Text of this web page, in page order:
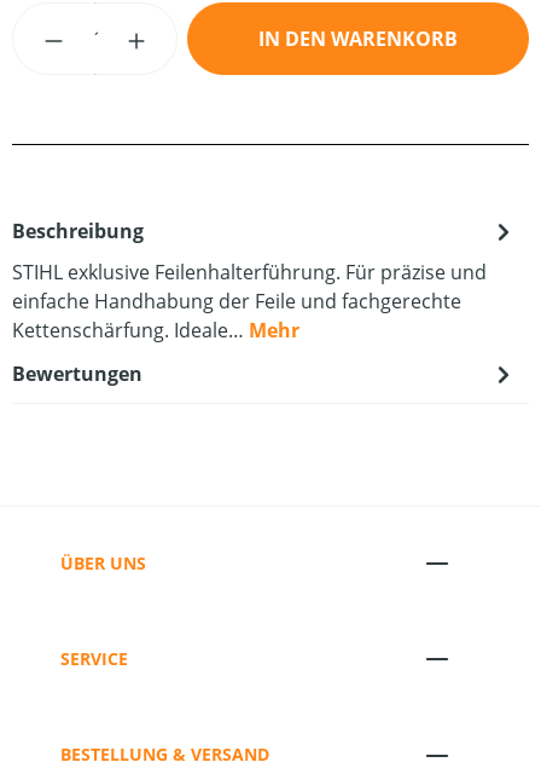
Produkt Anzahl: Gib den gewünschten
IN DEN WARENKORB
Beschreibung
STIHL exklusive Feilenhalterführung. Für präzise und
einfache Handhabung der Feile und fachgerechte
Kettenschärfung. Ideale… Mehr
Bewertungen
ÜBER UNS
SERVICE
BESTELLUNG & VERSAND